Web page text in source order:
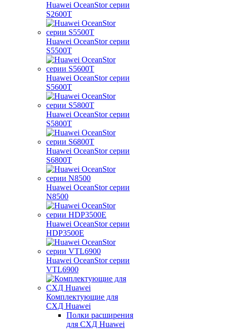
Huawei OceanStor серии
S2600T
Huawei OceanStor серии
S5500T
Huawei OceanStor серии
S5600T
Huawei OceanStor серии
S5800T
Huawei OceanStor серии
S6800T
Huawei OceanStor серии
N8500
Huawei OceanStor серии
HDP3500E
Huawei OceanStor серии
VTL6900
Комплектующие для
СХД Huawei
Полки расширения
для СХД Huawei